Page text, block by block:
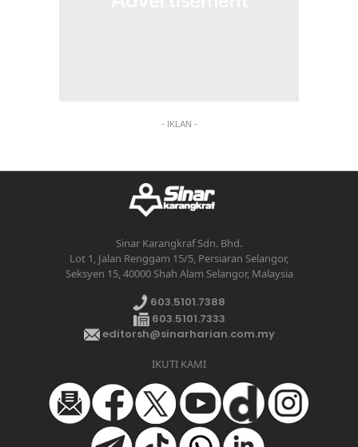
- IKLAN -
Sinar Karangkraf Sdn. Bhd.
Lot 1, Jalan Renggam 15/5, Persiaran Selangor,
Seksyen 15, 40000 Shah Alam Selangor, Malaysia
603.5101.7388
603.5101.7333
editorsh@sinarharian.com.my
IKUTI KAMI